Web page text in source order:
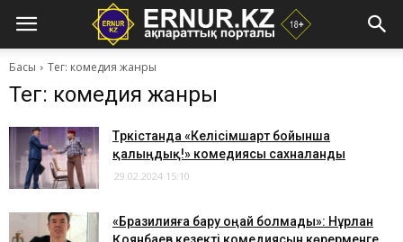
Басы Тег: комедия жанры
Тег: комедия жанры
Түркістанда «Келісімшарт бойынша
қалыңдық!» комедиясы сахналанды
29.02.2024 15:10
​«Бразилияға бару оңай болмады»: Нұрлан